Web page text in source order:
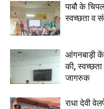
पाबौ के
स्वच्छता व
आंगनबाड़ी
की,
जागरुक
राधा देवी